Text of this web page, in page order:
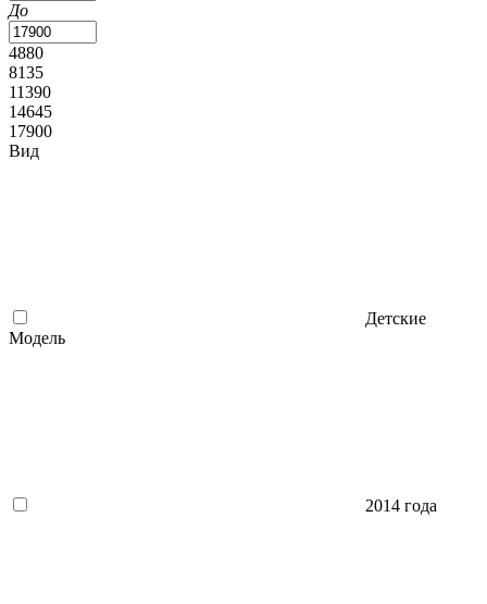
До
4880
8135
11390
14645
17900
Вид
Детские
Модель
2014 года